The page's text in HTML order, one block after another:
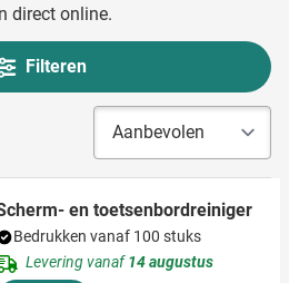
direct online.
Filteren
en toetsenbordreiniger
Bedrukken vanaf 100 stuks
Levering vanaf14 augustus